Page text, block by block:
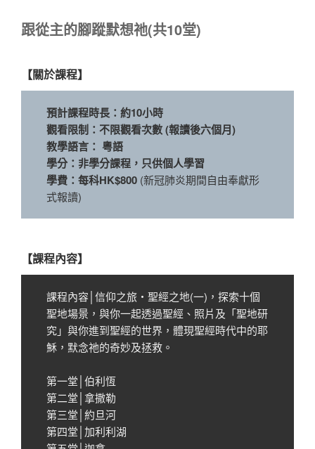
跟從主的腳蹤默想祂(共10堂)
【關於課程】
預計課程時長：約10小時
觀看限制：不限觀看次數 (報讀後六個月)
教學語言： 粵語
學分：非學分課程，只供個人學習
學費：每科HK$800(新冠肺炎期間自由奉獻形
式報讀)
【課程內容】
課程內容│信仰之旅‧聖經之地(一)，探索十個
聖地場景，與你一起透過聖經、照片及「聖地研
究」與你進到聖經的世界，體現聖經時代中的耶
穌，默念祂的奇妙及拯救。
第一堂│伯利恆
第二堂│拿撒勒
第三堂│約旦河
第四堂│加利利湖